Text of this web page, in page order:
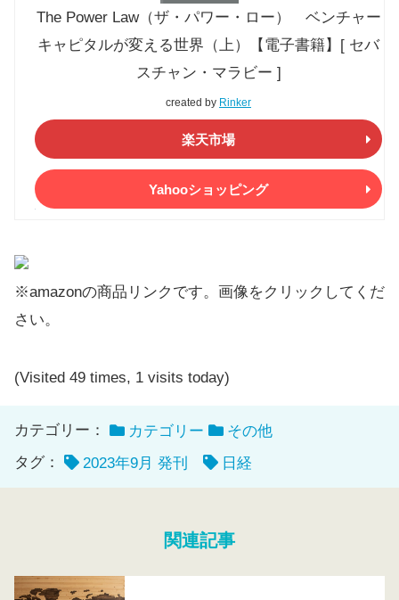
The Power Law（ザ・パワー・ロー） ベンチャー
キャピタルが変える世界（上）【電子書籍】[ セバ
スチャン・マラビー ]
created by Rinker
楽天市場
Yahooショッピング
※amazonの商品リンクです。画像をクリックしてくだ
さい。
(Visited 49 times, 1 visits today)
カテゴリー： カテゴリー
その他
タグ：
2023年9月 発刊 日経
関連記事